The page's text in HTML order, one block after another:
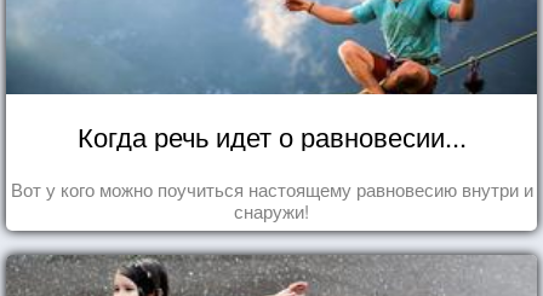
Когда речь идет о равновесии...
Вот у кого можно поучиться настоящему равновесию внутри и
снаружи!